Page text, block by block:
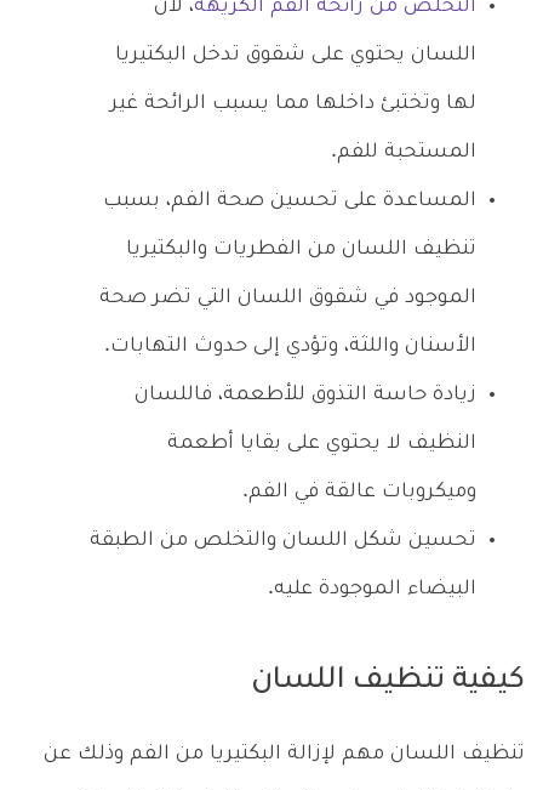
التخلص من رائحة الفم الكريهة، لأن
اللسان يحتوي على شقوق تدخل البكتيريا
لها وتختبئ داخلها مما يسبب الرائحة غير
المستحبة للفم.
المساعدة على تحسين صحة الفم، بسبب
تنظيف اللسان من الفطريات والبكتيريا
الموجود في شقوق اللسان التي تضر صحة
الأسنان واللثة، وتؤدي إلى حدوث التهابات.
زيادة حاسة التذوق للأطعمة، فاللسان
النظيف لا يحتوي على بقايا أطعمة
وميكروبات عالقة في الفم.
تحسين شكل اللسان والتخلص من الطبقة
البيضاء الموجودة عليه.
كيفية تنظيف اللسان
تنظيف اللسان مهم لإزالة البكتيريا من الفم وذلك عن